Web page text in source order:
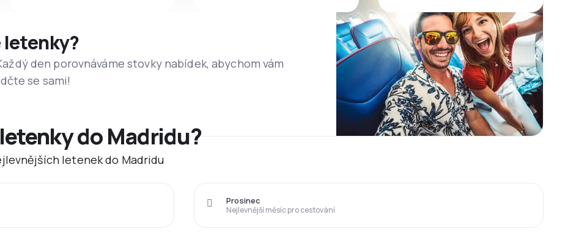
letenky?
den porovnáváme stovky nabídek, abychom vám
se sami!
do Madridu?
letenek do Madridu
Nejlevnější měsíc pro cestování
Prosinec